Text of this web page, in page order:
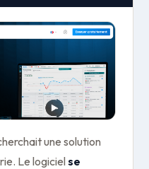
une solution
Le logicielse